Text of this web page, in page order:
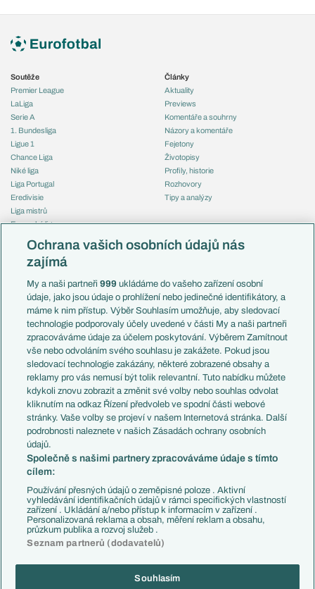
Soutěže
Premier League
LaLiga
Serie A
1. Bundesliga
Ligue 1
Chance Liga
Niké liga
Liga Portugal
Eredivisie
Liga mistrů
Evropská liga
Mistrovství světa
Liga národů
Témata
Představení týmů MS
EuroSkauting
PL v kostce
Evropské koeficienty
Přestupy
Přestupové spekulace
Zranění
Kluby
Arsenal FC
Chelsea FC
Manchester United
AC Milán
Juventus FC
Bayern Mnichov
FC Barcelona
Real Madrid
Články
Aktuality
Previews
Komentáře a souhrny
Názory a komentáře
Fejetony
Životopisy
Profily, historie
Rozhovory
Tipy a analýzy
Česko
Francie
Itálie
Německo
Španělsko
Argentina
Brazílie
Přestupy
Zápasy
Livescore
Tipovací soutěž
Ochrana vašich osobních údajů nás
zajímá
My a naši partneři999 ukládáme do vašeho zařízení osobní
údaje, jako jsou údaje o prohlížení nebo jedinečné identifikátory, a
máme k nim přístup. Výběr Souhlasím umožňuje, aby sledovací
technologie podporovaly účely uvedené v části My a naši partneři
zpracováváme údaje za účelem poskytování. Výběrem Zamítnout
vše nebo odvoláním svého souhlasu je zakážete. Pokud jsou
sledovací technologie zakázány, některé zobrazené obsahy a
reklamy pro vás nemusí být tolik relevantní. Tuto nabídku můžete
kdykoli znovu zobrazit a změnit své volby nebo souhlas odvolat
kliknutím na odkaz Řízení předvoleb ve spodní části webové
stránky. Vaše volby se projeví v našem Internetová stránka. Další
podrobnosti naleznete v našich Zásadách ochrany osobních
údajů.
Společně s našimi partnery zpracováváme údaje s tímto
cílem:
Používání přesných údajů o zeměpisné poloze . Aktivní
vyhledávání identifikačních údajů v rámci specifických vlastností
zařízení . Ukládání a/nebo přístup k informacím v zařízení .
Personalizovaná reklama a obsah, měření reklam a obsahu,
průzkum publika a rozvoj služeb .
Seznam partnerů (dodavatelů)
Souhlasím